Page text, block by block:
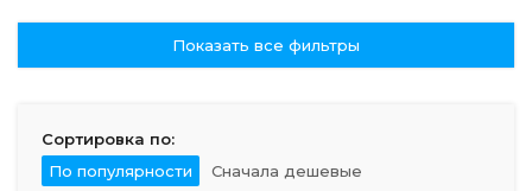
Показать все фильтры
Сортировка по:
По популярности
Сначала дешевые